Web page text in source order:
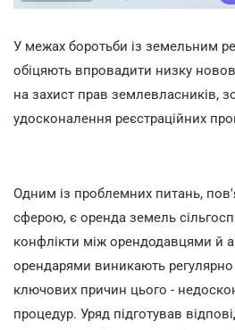
У межах боротьби із земельним
обіцяють впровадити низку
на захист прав землевласників,
удосконалення реєстраційних
Одним із проблемних питань,
сферою, є оренда земель
конфлікти між орендодавцями й
орендарями виникають
ключових причин цього -
процедур. Уряд підготував